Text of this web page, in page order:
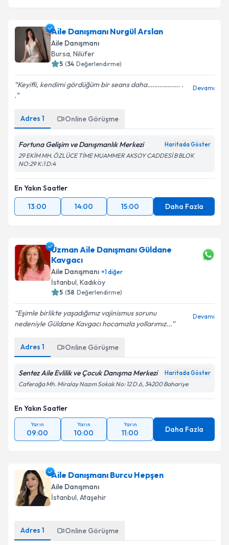
Aile Danışmanı Nurgül Arslan
Aile Danışmanı
Bursa, Nilüfer
5 (34 Değerlendirme)
Keyifli, kendimi gördüğüm bir seans daha………………. .
.
Devamı
Adres 1 Online Görüşme
Fortuna Gelişim ve Danışmanlık Merkezi Haritada Göster
29 EKİM MH. ÖZLÜCE TİME MUAMMER AKSOY CADDESİ B BLOK
NO:29 K:1 D:4
En Yakın Saatler
13:00
14:00 15:00 Daha Fazla
Uzman Aile Danışmanı Güldane
Kavgacı
Aile Danışmanı +1diğer
İstanbul, Kadıköy
5 (58 Değerlendirme)
Eşimle birlikte yaşadığımız vajinismus sorunu
nedeniyle Güldane Kavgacı hocamızla yollarımız...
Devamı
Adres 1 Online Görüşme
Sentez Aile Evlilik ve Çocuk Danışma Merkezi Haritada Göster
Caferağa Mh. Miralay Nazım Sokak No: 12 D.6, 34200 Bahariye
En Yakın Saatler
Yarın
09:00
Yarın
10:00
Yarın
11:00 Daha Fazla
Aile Danışmanı Burcu Hepşen
Aile Danışmanı
İstanbul, Ataşehir
Adres 1 Online Görüşme